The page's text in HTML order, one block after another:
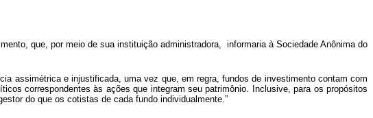
que, por meio de sua instituição administradora, informaria à Sociedade Anônima do
assimétrica e injustificada, uma vez que, em regra, fundos de investimento contam com
correspondentes às ações que integram seu patrimônio. Inclusive, para os propósitos
do que os cotistas de cada fundo individualmente.”